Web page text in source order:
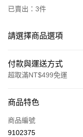
已賣出：3件
請選擇商品選項
付款與運送方式
超取滿NT$499免運
信用卡一次付款
超商取貨付款
商品特色
商品編號
9102375